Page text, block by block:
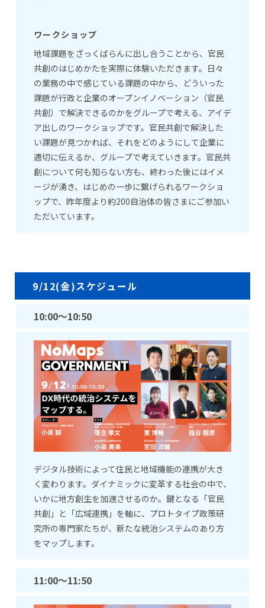
ワークショップ
地域課題をざっくばらんに出し合うことから、官民
共創のはじめかたを実際に体験いただきます。日々
の業務の中で感じている課題の中から、どういった
課題が行政と企業のオープンイノベーション（官民
共創）で解決できるのかをグループで考える、アイデ
ア出しのワークショップです。官民共創で解決した
い課題が見つかれば、それをどのようにして企業に
適切に伝えるか、グループで考えていきます。官民共
創について何も知らない方も、終わった後にはイメ
ージが湧き、はじめの一歩に繋げられるワークショ
ップで、昨年度より約200自治体の皆さまにご参加い
ただいています。
9/12(金)スケジュール
10:00～10:50
デジタル技術によって住民と地域機能の連携が大き
く変わります。ダイナミックに変革する社会の中で、
いかに地方創生を加速させるのか。鍵となる「官民
共創」と「広域連携」を軸に、プロトタイプ政策研
究所の専門家たちが、新たな統治システムのあり方
をマップします。
11:00～11:50